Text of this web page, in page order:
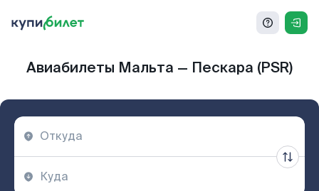
Авиабилеты Мальта — Пескара (PSR)